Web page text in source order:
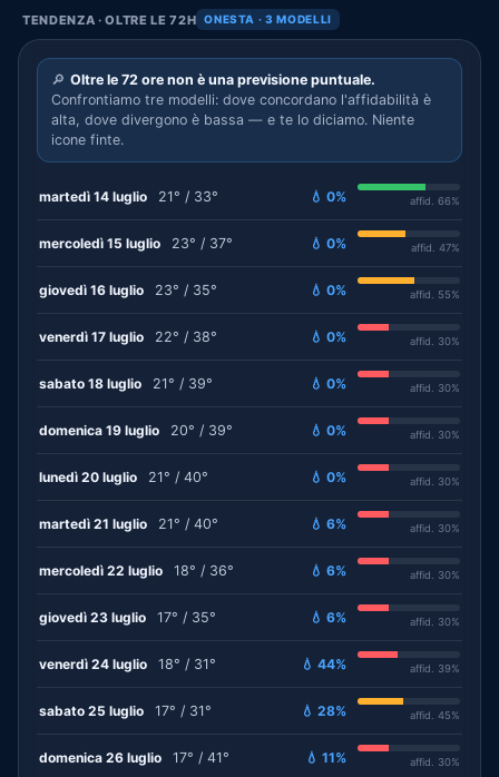
TENDENZA · OLTRE LE 72H ONESTA · 3 MODELLI
🔎 Oltre le 72 ore non è una previsione puntuale.
Confrontiamo tre modelli: dove concordano l'affidabilità è
alta, dove divergono è bassa — e te lo diciamo. Niente
icone finte.
martedì 14 luglio 21° / 33° 💧 0% affid. 66%
mercoledì 15 luglio 23° / 37° 💧 0% affid. 47%
giovedì 16 luglio 23° / 35° 💧 0% affid. 55%
venerdì 17 luglio 22° / 38° 💧 0% affid. 30%
sabato 18 luglio 21° / 39° 💧 0% affid. 30%
domenica 19 luglio 20° / 39° 💧 0% affid. 30%
lunedì 20 luglio 21° / 40° 💧 0% affid. 30%
martedì 21 luglio 21° / 40° 💧 6% affid. 30%
mercoledì 22 luglio 18° / 36° 💧 6% affid. 30%
giovedì 23 luglio 17° / 35° 💧 6% affid. 30%
venerdì 24 luglio 18° / 31° 💧 44% affid. 39%
sabato 25 luglio 17° / 31° 💧 28% affid. 45%
domenica 26 luglio 17° / 41° 💧 11% affid. 30%